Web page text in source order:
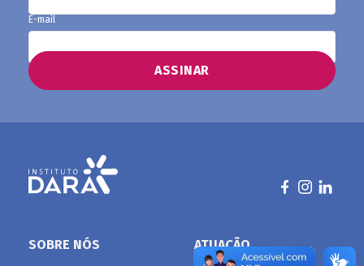
E-mail
SOBRE NÓS
ATUAÇÃO